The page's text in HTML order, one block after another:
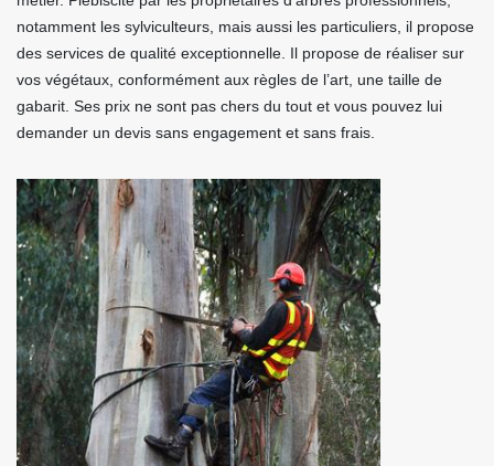
notamment les sylviculteurs, mais aussi les particuliers, il propose
des services de qualité exceptionnelle. Il propose de réaliser sur
vos végétaux, conformément aux règles de l’art, une taille de
gabarit. Ses prix ne sont pas chers du tout et vous pouvez lui
demander un devis sans engagement et sans frais.